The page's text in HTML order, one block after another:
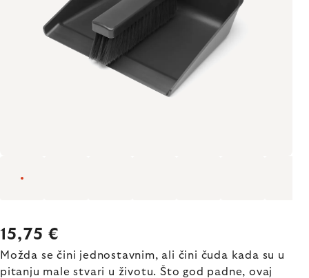
15,75 €
Možda se čini jednostavnim, ali čini čuda kada su u
pitanju male stvari u životu. Što god padne, ovaj